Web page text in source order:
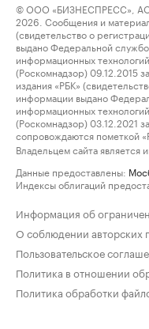
© ООО «БИЗНЕСПРЕСС»,
2026. Сообщения и
(свидетельство о
выдано Федеральной
информационных
(Роскомнадзор) 09.12.2015
издания «РБК»
информации выдано
информационных
(Роскомнадзор) 03.12.2021
сопровождаются пометкой
Владельцем сайта является
Данные предоставлены:
Индексы облигаций
Информация об
О соблюдении авторских
Пользовательское
Политика в отношении
Политика обработки